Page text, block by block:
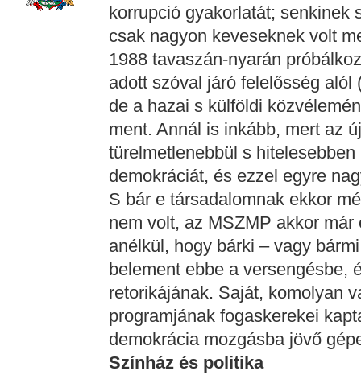
korrupció gyakorlatát; senkinek
csak nagyon keveseknek volt
1988 tavaszán-nyarán
adott szóval járó felelősség alól
de a hazai s külföldi
ment. Annál is inkább, mert az
türelmetlenebbül s
demokráciát, és ezzel egyre
S bár e társadalomnak ekkor
nem volt, az MSZMP akkor
anélkül, hogy bárki – vagy
belement ebbe a versengésbe,
retorikájának. Saját, komolyan
programjának fogaskerekei
demokrácia mozgásba jövő
Színház és politika